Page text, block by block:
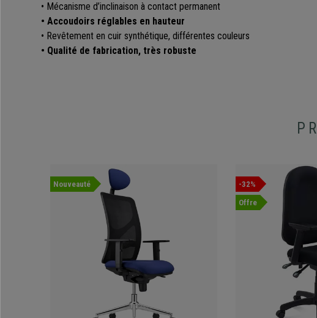
• Mécanisme d’inclinaison à contact permanent
• Accoudoirs réglables en hauteur
• Revêtement en cuir synthétique, différentes couleurs
• Qualité de fabrication, très robuste
Nouveauté
-32%
Offre